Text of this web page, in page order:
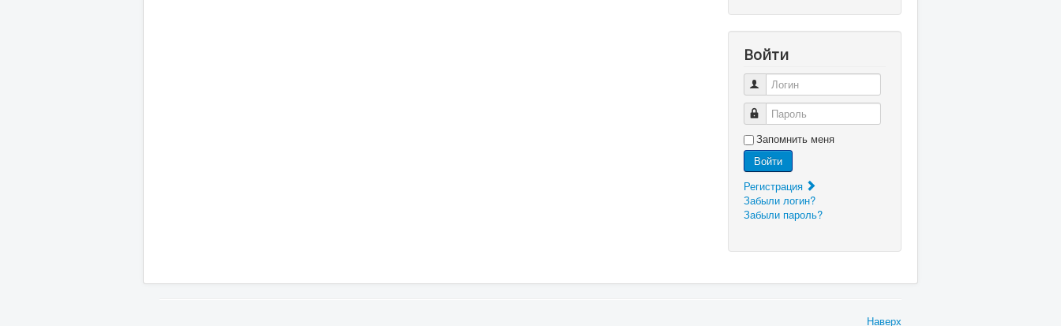
Войти
Логин
Пароль
Запомнить меня
Войти
Регистрация
Забыли логин?
Забыли пароль?
Наверх